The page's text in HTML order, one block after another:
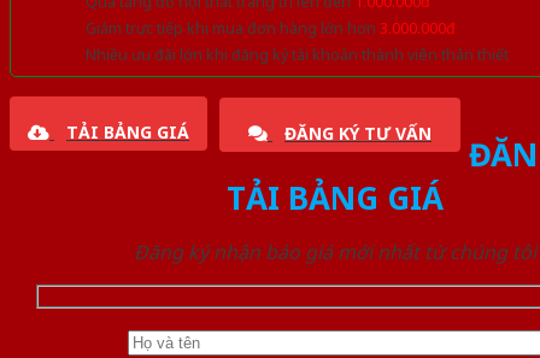
Giảm trực tiếp khi mua đơn hàng lớn hơn 3.000.000đ
Nhiều ưu đãi lớn khi đăng ký tài khoản thành viên thân thiết
TẢI BẢNG GIÁ ĐĂNG KÝ TƯ VẤN
TẢI BẢNG GIÁ
Đăng ký nhận báo giá mới nhất từ chúng tôi